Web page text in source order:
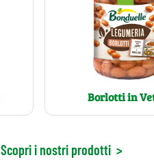
Borlotti in
Scopri i nostri prodotti >